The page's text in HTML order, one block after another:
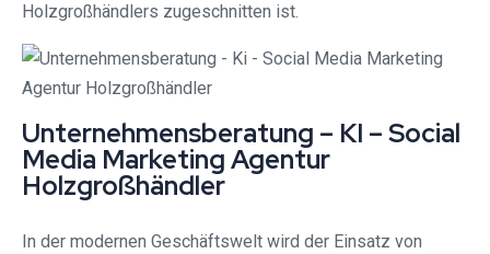
Holzgroßhändlers zugeschnitten ist.
Unternehmensberatung – KI – Social
Media Marketing Agentur
Holzgroßhändler
In der modernen Geschäftswelt wird der Einsatz von